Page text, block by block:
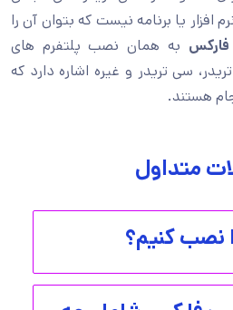
افزار یا برنامه نیست که بتوان آن را
به همان نصب پلتفرم های
سی تریدر و غیره اشاره دارد که
هستند.
متداول
نصب کنیم؟